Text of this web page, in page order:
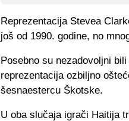
Reprezentacija Stevea
još od 1990. godine, no
Posebno su nezadovoljni
reprezentacija ozbiljno
šesnaestercu Škotske.
U oba slučaja igrači Haitija